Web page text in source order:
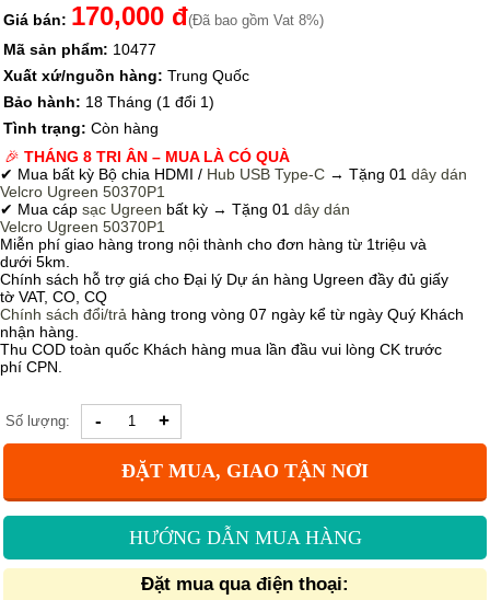
Giá bán: 170,000 đ(Đã bao gồm Vat 8%)
Mã sản phẩm: 10477
Xuất xứ/nguồn hàng: Trung Quốc
Bảo hành: 18 Tháng (1 đổi 1)
Tình trạng: Còn hàng
🎉 THÁNG 8 TRI ÂN – MUA LÀ CÓ QUÀ
✔ Mua bất kỳ Bộ chia HDMI / Hub USB Type-C → Tặng 01 dây dán
Velcro Ugreen 50370P1
✔ Mua cáp sạc Ugreen bất kỳ → Tặng 01 dây dán
Velcro Ugreen 50370P1
Miễn phí giao hàng trong nội thành cho đơn hàng từ 1triệu và
dưới 5km.
Chính sách hỗ trợ giá cho Đại lý Dự án hàng Ugreen đầy đủ giấy
tờ VAT, CO, CQ
Chính sách đổi/trả hàng trong vòng 07 ngày kể từ ngày Quý Khách
nhận hàng.
Thu COD toàn quốc Khách hàng mua lần đầu vui lòng CK trước
phí CPN.
Số lượng: - +
ĐẶT MUA, GIAO TẬN NƠI
HƯỚNG DẪN MUA HÀNG
Đặt mua qua điện thoại: